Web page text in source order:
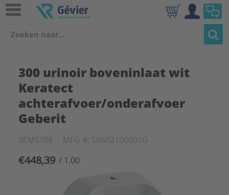
300 urinoir boveninlaat wit
Keratect
achterafvoer/onderafvoer
Geberit
0EM5706 MFG #: S8602100001G
€448,39 / 1.00